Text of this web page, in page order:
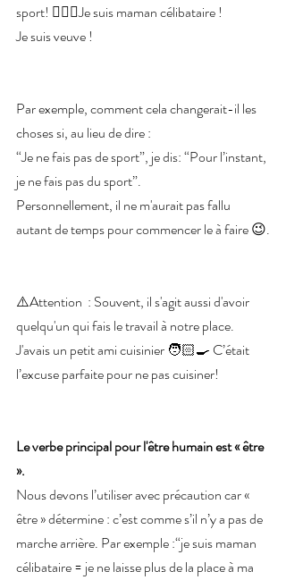
sport! 🙅🏻‍♀️Je suis maman célibataire !
Je suis veuve !
Par exemple, comment cela changerait-il les
choses si, au lieu de dire :
“Je ne fais pas de sport”, je dis: “Pour l’instant,
je ne fais pas du sport”.
Personnellement, il ne m'aurait pas fallu
autant de temps pour commencer le à faire 😉.
⚠️Attention  : Souvent, il s'agit aussi d'avoir
quelqu'un qui fais le travail à notre place.
J'avais un petit ami cuisinier 🧑🏻‍🍳 C’était
l’excuse parfaite pour ne pas cuisiner!
Le verbe principal pour l'être humain est « être
».
Nous devons l’utiliser avec précaution car «
être » détermine : c’est comme s’il n’y a pas de
marche arrière. Par exemple :“je suis maman
célibataire = je ne laisse plus de la place à ma